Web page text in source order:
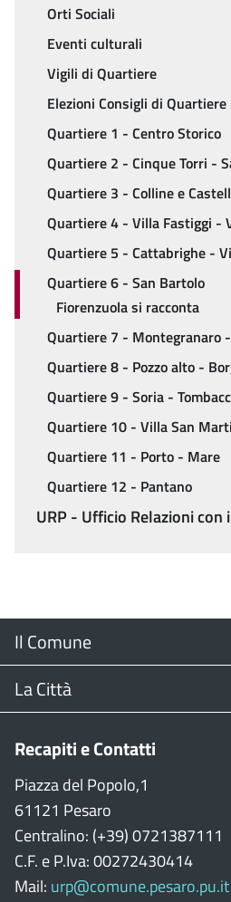
Orti Sociali
Eventi culturali
Vigili di Quartiere
Elezioni Consigli di
Quartiere 1 - Centro Storico
Quartiere 2 - Cinque Torri -
Quartiere 3 - Colline e
Quartiere 4 - Villa Fastiggi -
Quartiere 5 - Cattabrighe -
Quartiere 6 - San Bartolo
Fiorenzuola si racconta
Quartiere 7 - Montegranaro
Quartiere 8 - Pozzo alto -
Quartiere 9 - Soria -
Quartiere 10 - Villa San
Quartiere 11 - Porto - Mare
Quartiere 12 - Pantano
URP - Ufficio Relazioni con
Menu
Footer
Il Comune
Il Sindaco
Consiglio Comunale
CON
Garante persone con disabilità
La Città
Stradario
WiFi
Città della Musica
Recapiti e Contatti
Piazza del Popolo,1
61121 Pesaro
Centralino: (+39) 0721387111
C.F. e P.Iva: 00272430414
Mail: urp@comune.pesaro.pu.it